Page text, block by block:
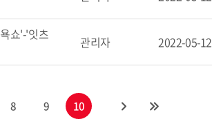
쇼'-'잇츠
관리자 2022-05-12
8 9 10